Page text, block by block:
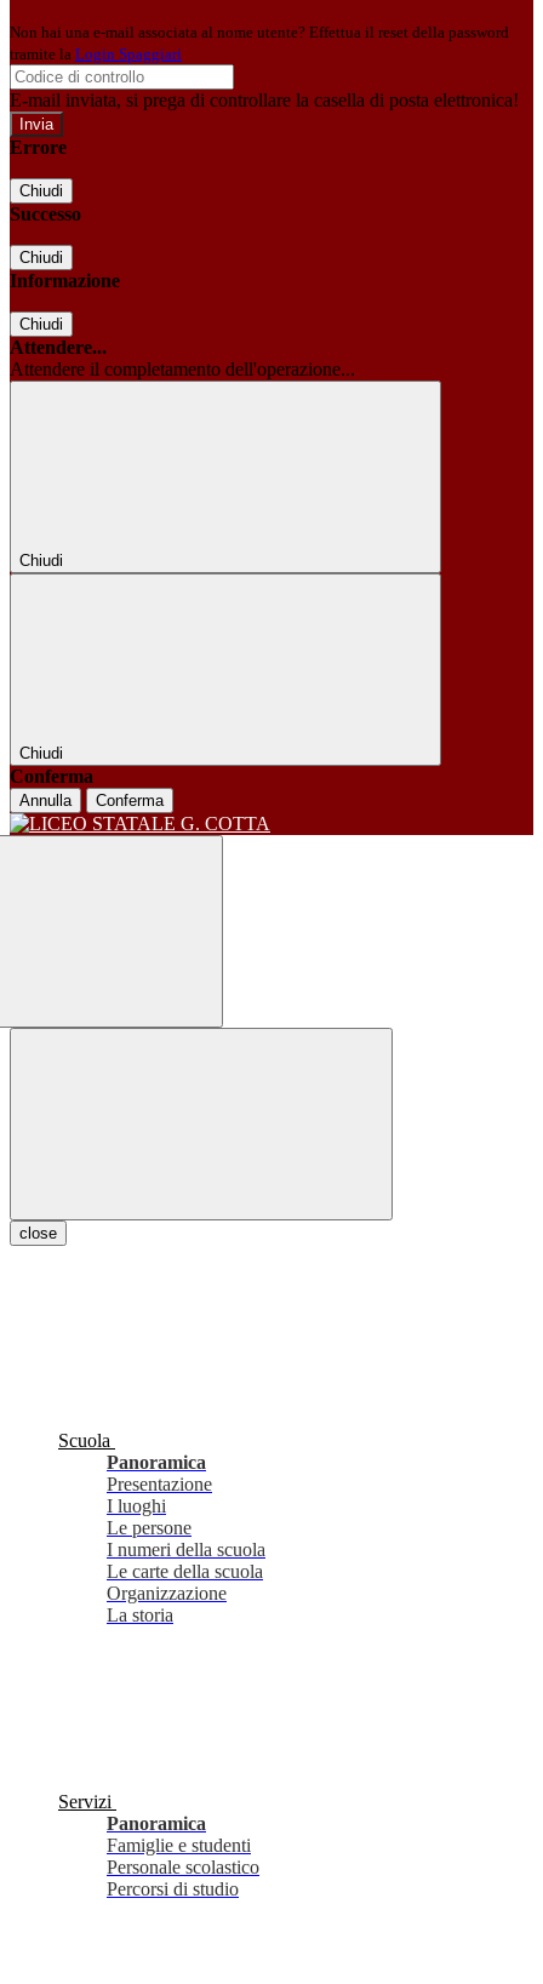
Non hai una e-mail associata al nome utente? Effettua il reset della password
tramite la Login Spaggiari
E-mail inviata, si prega di controllare la casella di posta elettronica!
Errore
Chiudi
Successo
Chiudi
Informazione
Chiudi
Attendere...
Attendere il completamento dell'operazione...
Chiudi
Chiudi
Conferma
Annulla Conferma
close
Scuola
Panoramica
Presentazione
I luoghi
Le persone
I numeri della scuola
Le carte della scuola
Organizzazione
La storia
Servizi
Panoramica
Famiglie e studenti
Personale scolastico
Percorsi di studio